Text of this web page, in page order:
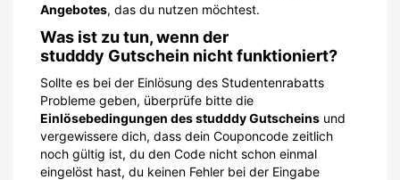
Angebotes, das du nutzen möchtest.
Was ist zu tun, wenn der
studddy Gutschein nicht funktioniert?
Sollte es bei der Einlösung des Studentenrabatts
Probleme geben, überprüfe bitte die
Einlösebedingungen des studddy Gutscheins und
vergewissere dich, dass dein Couponcode zeitlich
noch gültig ist, du den Code nicht schon einmal
eingelöst hast, du keinen Fehler bei der Eingabe